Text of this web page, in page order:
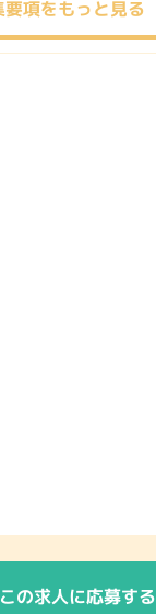
この求人に応募する